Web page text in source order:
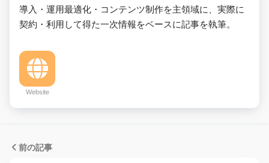
導入・運用最適化・コンテンツ制作を主領域に、実際に
契約・利用して得た一次情報をベースに記事を執筆。
Website
前の記事